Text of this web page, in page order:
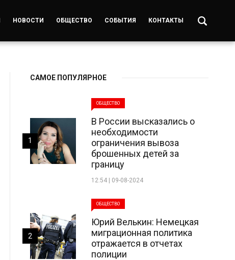
НОВОСТИ ОБЩЕСТВО СОБЫТИЯ КОНТАКТЫ
САМОЕ ПОПУЛЯРНОЕ
ОБЩЕСТВО
В России высказались о
необходимости
ограничения вывоза
брошенных детей за
границу
12:54 | 09-08-2024
1
ОБЩЕСТВО
Юрий Велькин: Немецкая
миграционная политика
отражается в отчетах
полиции
2